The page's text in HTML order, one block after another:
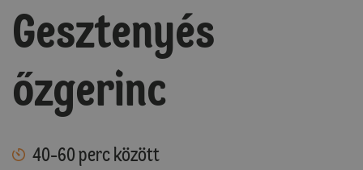
Gesztenyés
őzgerinc
40-60 perc között